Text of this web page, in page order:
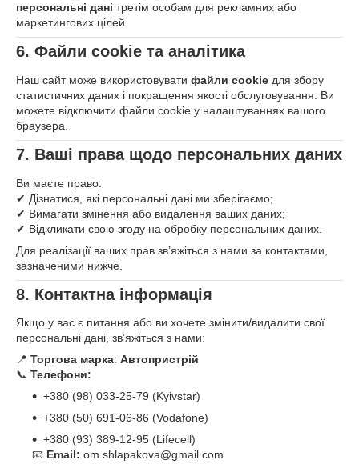
персональні дані третім особам для рекламних або
маркетингових цілей.
6. Файли cookie та аналітика
Наш сайт може використовувати файли cookie для збору
статистичних даних і покращення якості обслуговування. Ви
можете відключити файли cookie у налаштуваннях вашого
браузера.
7. Ваші права щодо персональних даних
Ви маєте право:
✔ Дізнатися, які персональні дані ми зберігаємо;
✔ Вимагати змінення або видалення ваших даних;
✔ Відкликати свою згоду на обробку персональних даних.
Для реалізації ваших прав зв’яжіться з нами за контактами,
зазначеними нижче.
8. Контактна інформація
Якщо у вас є питання або ви хочете змінити/видалити свої
персональні дані, зв’яжіться з нами:
📍 Торгова марка: Автопристрій
📞 Телефони:
+380 (98) 033-25-79 (Kyivstar)
+380 (50) 691-06-86 (Vodafone)
+380 (93) 389-12-95 (Lifecell)
📧 Email: om.shlapakova@gmail.com